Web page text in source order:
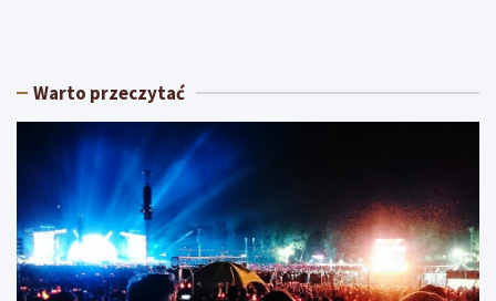
c
e
e
k
e
n
w
k
i
e
m
:
Warto przeczytać